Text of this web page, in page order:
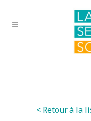
< Retour à la